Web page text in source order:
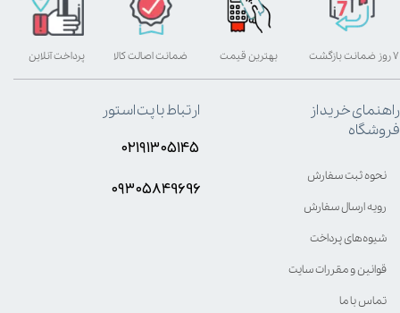
بهترین قیمت پرداخت آنلاین ۷ روز ضمانت بازگشت ضمانت اصالت کالا
راهنمای خرید از
فروشگاه
نحوه ثبت سفارش
رویه ارسال سفارش
شیوه‌های پرداخت
قوانین و مقررات سایت
تماس با ما
ارتباط با پت استور
۰۲۱۹۱۳۰۵۱۴۵
۰۹۳۰۵8۴9696